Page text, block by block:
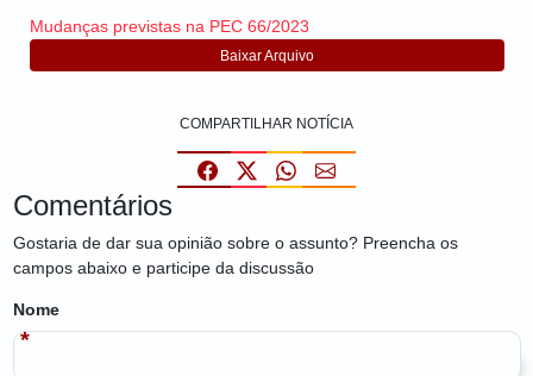
Mudanças previstas na PEC 66/2023
Baixar Arquivo
COMPARTILHAR NOTÍCIA
Comentários
Gostaria de dar sua opinião sobre o assunto? Preencha os
campos abaixo e participe da discussão
Nome